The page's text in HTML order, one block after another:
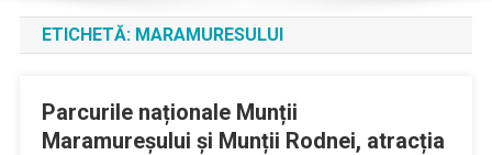
ETICHETĂ: MARAMURESULUI
Parcurile naționale Munții
Maramureșului și Munții Rodnei, atracția